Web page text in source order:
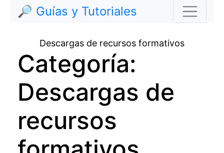
🔎 Guías y Tutoriales
Descargas de recursos formativos
Categoría:
Descargas de
recursos